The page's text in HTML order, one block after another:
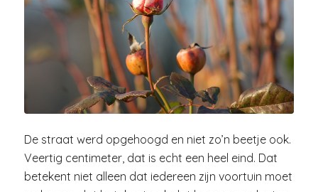
De straat werd opgehoogd en niet zo’n beetje ook.
Veertig centimeter, dat is echt een heel eind. Dat
betekent niet alleen dat iedereen zijn voortuin moet